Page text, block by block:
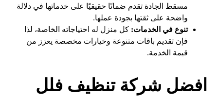
مسقط الجادة تقدم ضمانًا حقيقيًا على خدماتها في دلالة
واضحة على ثقتها بجودة عملها.
تنوع في الخدمات: كل منزل له احتياجاته الخاصة، لذا
فإن تقديم باقات متنوعة وخيارات مخصصة يعزز من
قيمة الخدمة.
افضل شركة تنظيف فلل